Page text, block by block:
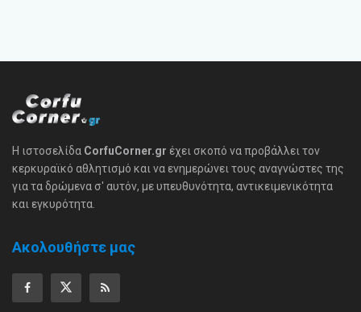
Η ιστοσελίδα CorfuCorner.gr έχει σκοπό να προβάλλει τον
κερκυραϊκό αθλητισμό και να ενημερώνει τους αναγνώστες της
για τα δρώμενα σ' αυτόν, με υπευθυνότητα, αντικειμενικότητα
και εγκυρότητα.
Ακολουθήστε μας